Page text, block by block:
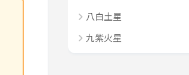
八白土星
九紫火星